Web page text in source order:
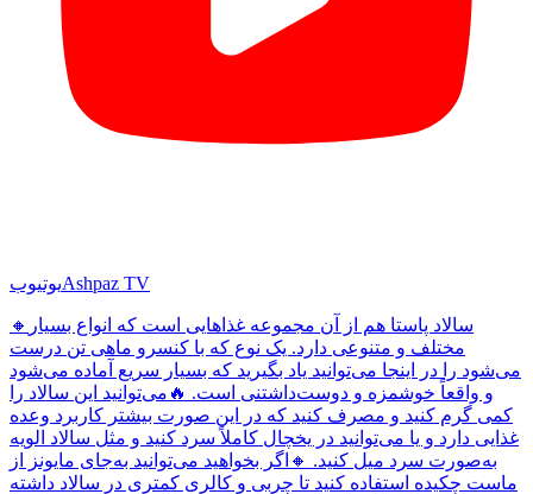
یوتیوبAshpaz TV
🔸سالاد پاستا هم از آن مجموعه غذاهایی است که انواع بسیار
مختلف و متنوعی دارد. یک نوع که با کنسرو ماهی تن درست
می‌شود را در اینجا می‌توانید یاد بگیرید که بسیار سریع آماده می‌شود
و واقعاً خوشمزه و دوست‌داشتنی است. 🔥می‌توانید این سالاد را
کمی گرم کنید و مصرف کنید که در این صورت بیشتر کاربرد وعده
غذایی دارد و یا می‌توانید در یخچال کاملاً سرد کنید و مثل سالاد الویه
به‌صورت سرد میل کنید. 🔸اگر بخواهید می‌توانید به‌جای مایونز از
ماست چکیده استفاده کنید تا چربی و کالری کمتری در سالاد داشته